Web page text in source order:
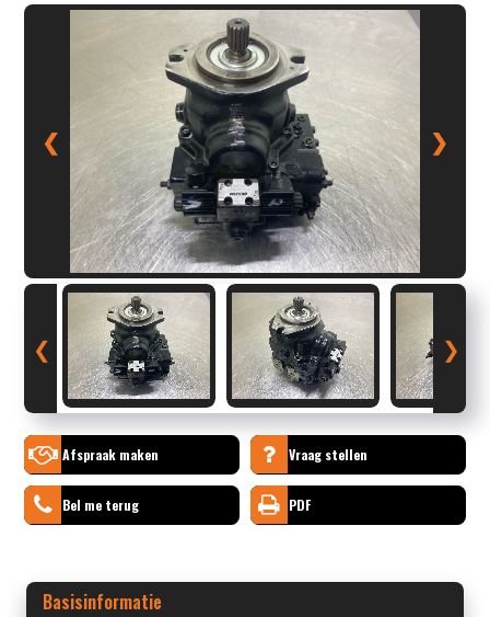
❮ ❯
❮ ❯
Afspraak maken Vraag stellen
Bel me terug PDF
Basisinformatie